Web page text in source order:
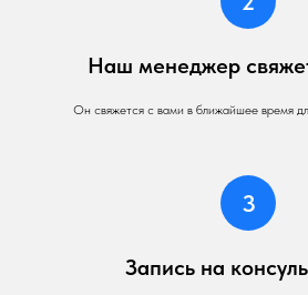
Наш менеджер
Он свяжется с вами в ближайшее время
Запись на